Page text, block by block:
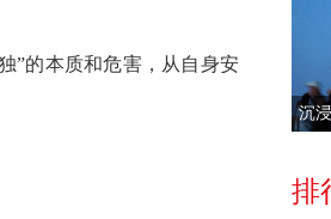
”的本质和危害，从自身安
沉
排